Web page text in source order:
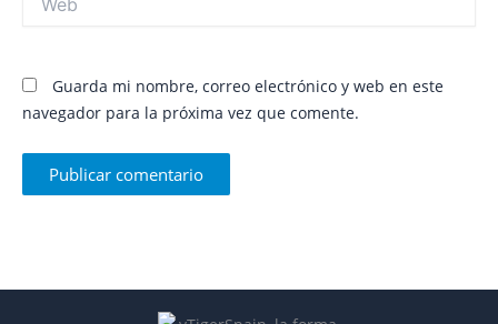
Guarda mi nombre, correo electrónico y web en este
navegador para la próxima vez que comente.